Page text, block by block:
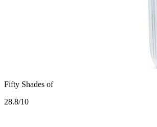
Fifty Shades of
28.8/10